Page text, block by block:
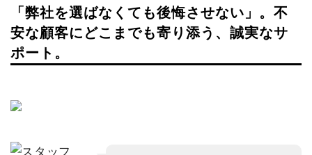
「弊社を選ばなくても後悔させない」。不
安な顧客にどこまでも寄り添う、誠実なサ
ポート。